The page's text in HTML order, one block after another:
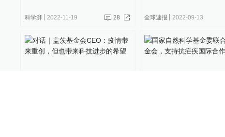
科学湃 2022-11-19 28 全球速报 2022-09-13